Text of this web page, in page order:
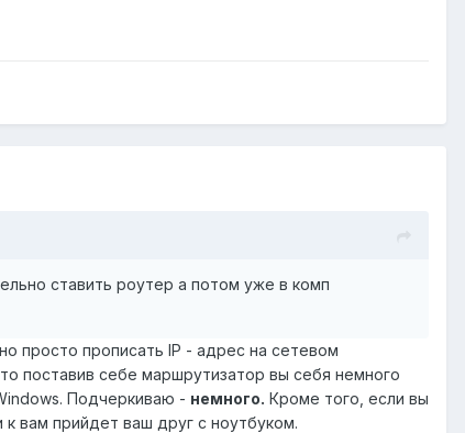
ставить роутер а потом уже в комп
просто прописать IP - адрес на сетевом
поставив себе маршрутизатор вы себя немного
Подчеркиваю - немного. Кроме того, если вы
вам прийдет ваш друг с ноутбуком.